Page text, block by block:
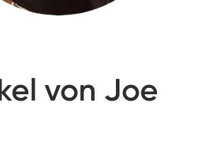
von Joe